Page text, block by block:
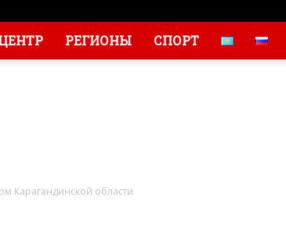
РЕГИОНЫ СПОРТ
Карагандинской области